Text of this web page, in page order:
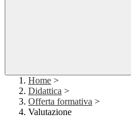
Home >
Didattica >
Offerta formativa >
Valutazione